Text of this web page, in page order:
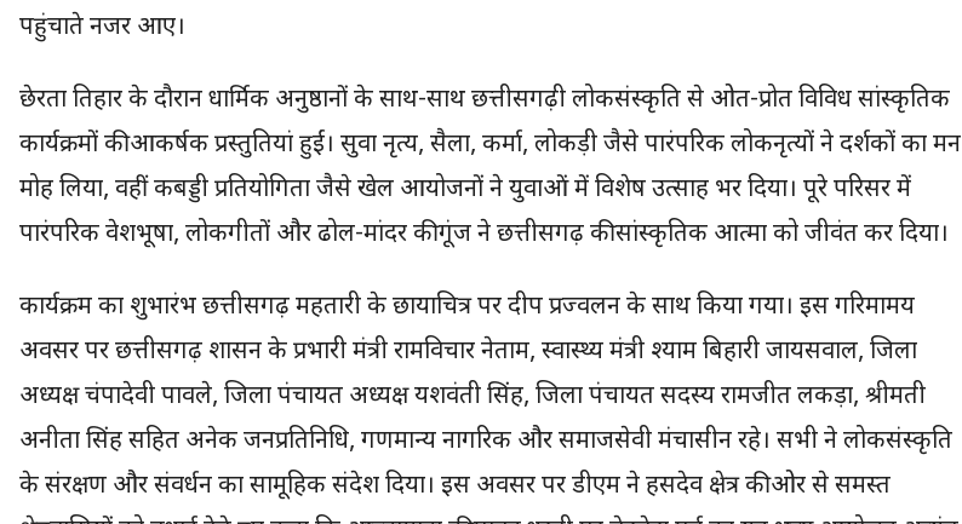
पहुंचाते नजर आए।
छेरता तिहार के दौरान धार्मिक अनुष्ठानों के साथ-साथ छत्तीसगढ़ी लोकसंस्कृति से ओत-प्रोत विविध सांस्कृतिक
कार्यक्रमों की आकर्षक प्रस्तुतियां हुईं। सुवा नृत्य, सैला, कर्मा, लोकड़ी जैसे पारंपरिक लोकनृत्यों ने दर्शकों का मन
मोह लिया, वहीं कबड्डी प्रतियोगिता जैसे खेल आयोजनों ने युवाओं में विशेष उत्साह भर दिया। पूरे परिसर में
पारंपरिक वेशभूषा, लोकगीतों और ढोल-मांदर की गूंज ने छत्तीसगढ़ की सांस्कृतिक आत्मा को जीवंत कर दिया।
कार्यक्रम का शुभारंभ छत्तीसगढ़ महतारी के छायाचित्र पर दीप प्रज्वलन के साथ किया गया। इस गरिमामय
अवसर पर छत्तीसगढ़ शासन के प्रभारी मंत्री रामविचार नेताम, स्वास्थ्य मंत्री श्याम बिहारी जायसवाल, जिला
अध्यक्ष चंपादेवी पावले, जिला पंचायत अध्यक्ष यशवंती सिंह, जिला पंचायत सदस्य रामजीत लकड़ा, श्रीमती
अनीता सिंह सहित अनेक जनप्रतिनिधि, गणमान्य नागरिक और समाजसेवी मंचासीन रहे। सभी ने लोकसंस्कृति
के संरक्षण और संवर्धन का सामूहिक संदेश दिया। इस अवसर पर डीएम ने हसदेव क्षेत्र की ओर से समस्त